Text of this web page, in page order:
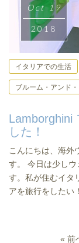
Oct 19
2018
イタリアでの生活
ブルーム・アンド
Lamborghini
した！
こんにちは、海外
す。 今日は少し
す。私が住むイタ
アを旅行をしたい
« 前